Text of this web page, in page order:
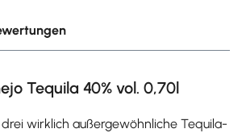
Tequila 40% vol. 0,70l
wirklich außergewöhnliche Tequila-